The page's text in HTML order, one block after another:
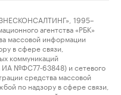
1995–
агентства «РБК»
массовой информации
в сфере связи,
коммуникаций
ИА №ФС77-63848) и сетевого
средства массовой
по надзору в сфере связи,